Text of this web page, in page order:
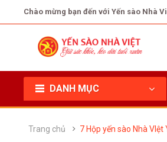
Chào mừng bạn đến với Yến sào Nhà
DANH MỤC
Trang chủ 7 Hộp yến sào Nhà